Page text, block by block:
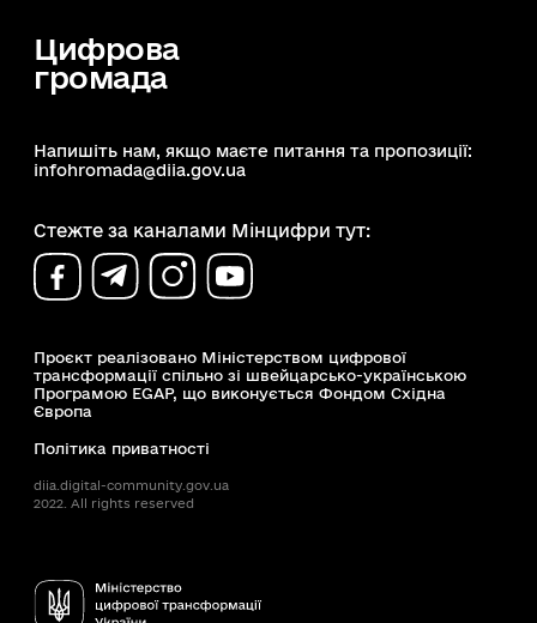
Цифрова
громада
Напишіть нам, якщо маєте питання та пропозиції:
infohromada@diia.gov.ua
Стежте за каналами Мінцифри тут:
Проєкт реалізовано Міністерством цифрової
трансформації спільно зі швейцарсько-українською
Програмою EGAP, що виконується Фондом Східна
Європа
Політика приватності
diia.digital-community.gov.ua
2022. All rights reserved